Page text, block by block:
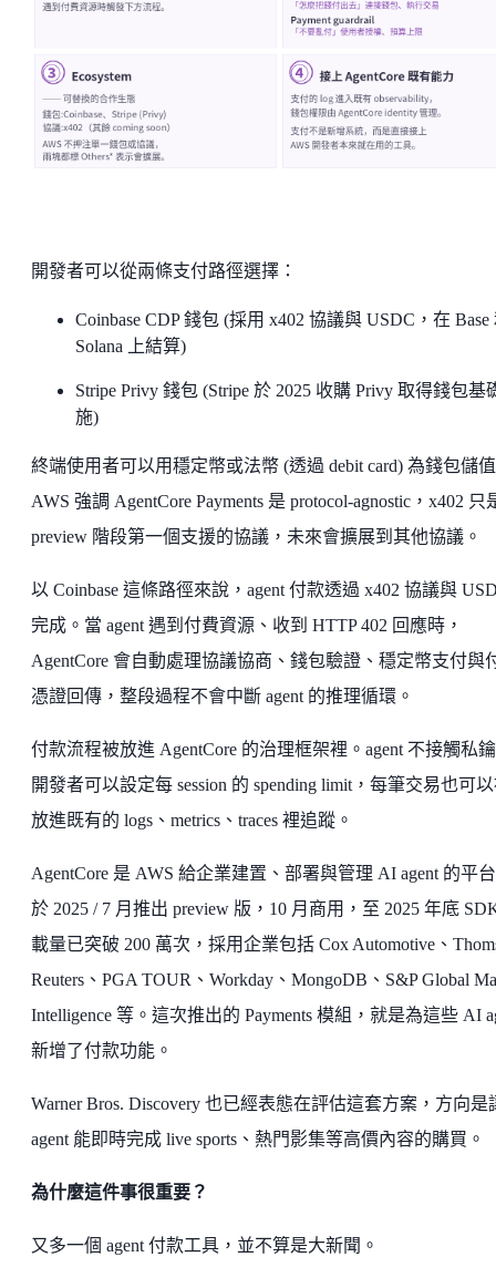
開發者可以從兩條支付路徑選擇：
Coinbase CDP 錢包 (採用 x402 協議與 USDC，在 Base
Solana 上結算)
Stripe Privy 錢包 (Stripe 於 2025 收購 Privy 取得錢包基
施)
終端使用者可以用穩定幣或法幣 (透過 debit card) 為錢包儲
AWS 強調 AgentCore Payments 是 protocol-agnostic，x402 只
preview 階段第一個支援的協議，未來會擴展到其他協議。
以 Coinbase 這條路徑來說，agent 付款透過 x402 協議與
完成。當 agent 遇到付費資源、收到 HTTP 402 回應時，
AgentCore 會自動處理協議協商、錢包驗證、穩定幣支付與
憑證回傳，整段過程不會中斷 agent 的推理循環。
付款流程被放進 AgentCore 的治理框架裡。agent 不接觸私
開發者可以設定每 session 的 spending limit，每筆交易也可
放進既有的 logs、metrics、traces 裡追蹤。
AgentCore 是 AWS 給企業建置、部署與管理 AI agent 的平
於 2025 / 7 月推出 preview 版，10 月商用，至 2025 年底
載量已突破 200 萬次，採用企業包括 Cox Automotive、
Reuters、PGA TOUR、Workday、MongoDB、S&P Global
Intelligence 等。這次推出的 Payments 模組，就是為這些 AI
新增了付款功能。
Warner Bros. Discovery 也已經表態在評估這套方案，方向是
agent 能即時完成 live sports、熱門影集等高價內容的購買。
為什麼這件事很重要？
又多一個 agent 付款工具，並不算是大新聞。